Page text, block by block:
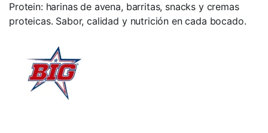
Protein: harinas de avena, barritas, snacks y cremas
proteicas. Sabor, calidad y nutrición en cada bocado.